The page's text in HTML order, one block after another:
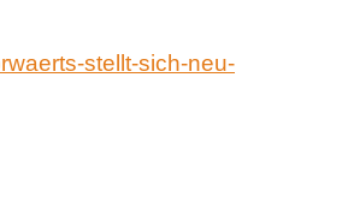
stellt-sich-neu-